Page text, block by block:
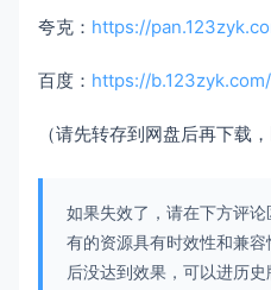
夸克： https://
百度： https://
（请先转存到网盘后再下载
如果失效了，请在下方评论
有的资源具有时效性和兼
后没达到效果，可以进历